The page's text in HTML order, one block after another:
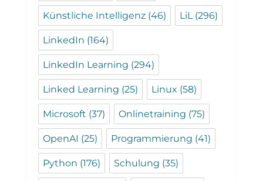
Künstliche Intelligenz (46) LiL(296)
LinkedIn (164)
LinkedIn Learning (294)
Linked Learning (25) Linux (58)
Microsoft (37) Onlinetraining (75)
OpenAI (25) Programmierung (41)
Python (176) Schulung (35)